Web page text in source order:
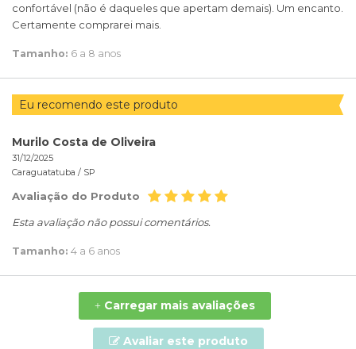
confortável (não é daqueles que apertam demais). Um encanto.
Certamente comprarei mais.
Tamanho: 6 a 8 anos
Eu recomendo este produto
Murilo Costa de Oliveira
31/12/2025
Caraguatatuba / SP
Avaliação do Produto
Esta avaliação não possui comentários.
Tamanho: 4 a 6 anos
+Carregar mais avaliações
Avaliar este produto